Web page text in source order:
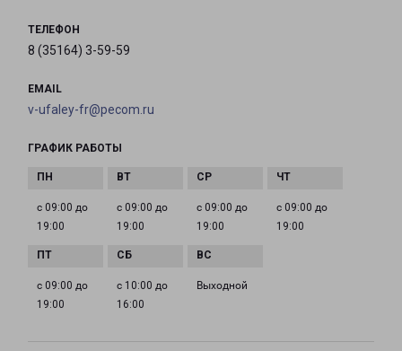
ТЕЛЕФОН
8 (35164) 3-59-59
EMAIL
v-ufaley-fr@pecom.ru
ГРАФИК РАБОТЫ
с 09:00 до
19:00
с 09:00 до
19:00
с 09:00 до
19:00
с 09:00 до
19:00
с 09:00 до
19:00
с 10:00 до
16:00
Выходной